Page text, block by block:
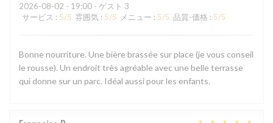
2026-08-02 - 19:00 - ゲスト 3
サービス : 5/5 雰囲気 : 5/5 メニュー : 5/5 品質-価格 : 5/5
Bonne nourriture. Une bière brassée sur place (je vous conseil
le rousse). Un endroit très agréable avec une belle terrasse
qui donne sur un parc. Idéal aussi pour les enfants.